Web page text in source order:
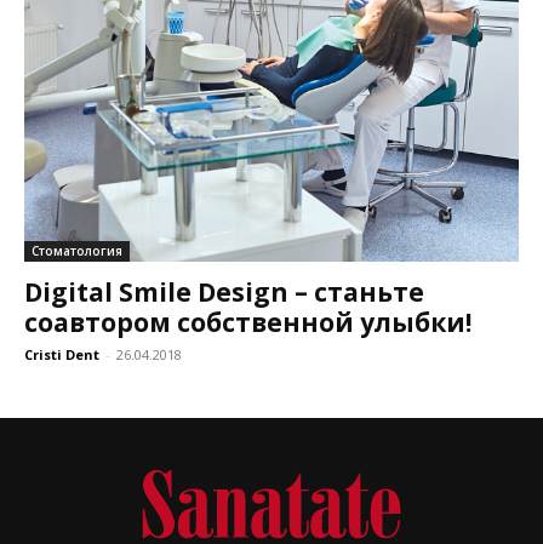
Стоматология
Digital Smile Design – станьте
соавтором собственной улыбки!
Cristi Dent - 26.04.2018